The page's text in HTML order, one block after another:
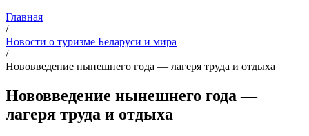
Главная
/
Новости о туризме Беларуси и мира
/
Нововведение нынешнего года — лагеря труда и отдыха
Нововведение нынешнего года —
лагеря труда и отдыха